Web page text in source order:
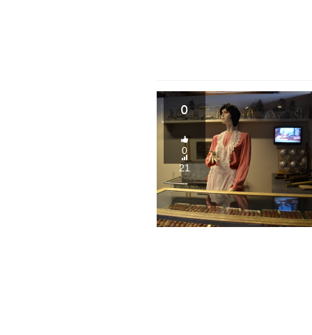
0
0
21